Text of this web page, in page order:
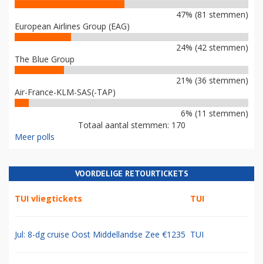
47% (81 stemmen)
European Airlines Group (EAG)
24% (42 stemmen)
The Blue Group
21% (36 stemmen)
Air-France-KLM-SAS(-TAP)
6% (11 stemmen)
Totaal aantal stemmen: 170
Meer polls
VOORDELIGE RETOURTICKETS
TUI vliegtickets TUI
Jul: 8-dg cruise Oost Middellandse Zee €1235 TUI